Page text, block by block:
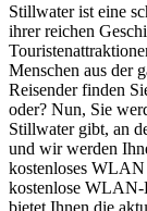
Stillwater ist eine
ihrer reichen
Menschen aus der
Reisender finden
oder? Nun, Sie
Stillwater gibt, an
und wir werden
kostenloses
kostenlose WLAN-
bietet Ihnen die